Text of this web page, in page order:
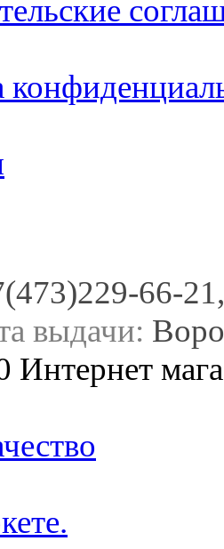
66-
выдачи:
Интернет